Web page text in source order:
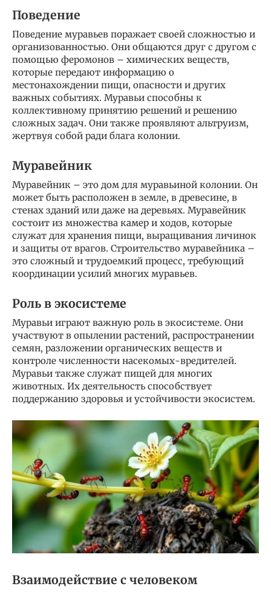
Поведение
Поведение муравьев поражает своей сложностью и
организованностью. Они общаются друг с другом с
помощью феромонов – химических веществ,
которые передают информацию о
местонахождении пищи, опасности и других
важных событиях. Муравьи способны к
коллективному принятию решений и решению
сложных задач. Они также проявляют альтруизм,
жертвуя собой ради блага колонии.
Муравейник
Муравейник – это дом для муравьиной колонии. Он
может быть расположен в земле, в древесине, в
стенах зданий или даже на деревьях. Муравейник
состоит из множества камер и ходов, которые
служат для хранения пищи, выращивания личинок
и защиты от врагов. Строительство муравейника –
это сложный и трудоемкий процесс, требующий
координации усилий многих муравьев.
Роль в экосистеме
Муравьи играют важную роль в экосистеме. Они
участвуют в опылении растений, распространении
семян, разложении органических веществ и
контроле численности насекомых-вредителей.
Муравьи также служат пищей для многих
животных. Их деятельность способствует
поддержанию здоровья и устойчивости экосистем.
Взаимодействие с человеком